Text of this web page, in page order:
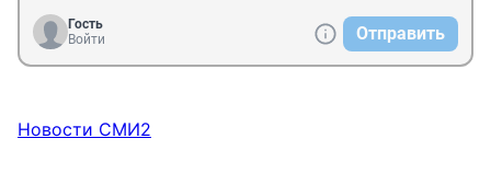
Гость
Войти
Отправить
Новости СМИ2